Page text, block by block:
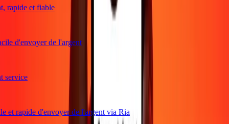
et fiable
d'envoyer de l'argent
et rapide d'envoyer de l'argent via Ria